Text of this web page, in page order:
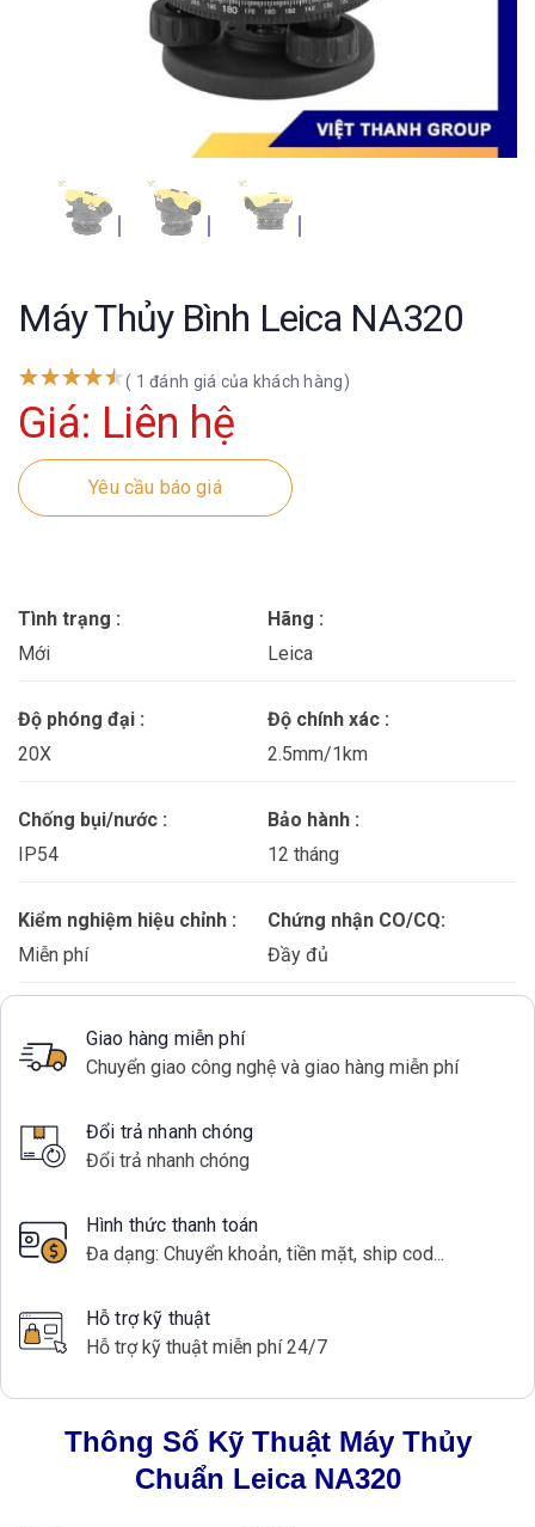
Máy Thủy Bình Leica NA320
( 1 đánh giá của khách hàng)
Giá: Liên hệ
Yêu cầu báo giá
Tình trạng :
Mới
Hãng :
Leica
Độ phóng đại :
20X
Độ chính xác :
2.5mm/1km
Chống bụi/nước :
IP54
Bảo hành :
12 tháng
Kiểm nghiệm hiệu chỉnh :
Miễn phí
Chứng nhận CO/CQ:
Đầy đủ
Giao hàng miễn phí
Chuyển giao công nghệ và giao hàng miễn phí
Đổi trả nhanh chóng
Đổi trả nhanh chóng
Hình thức thanh toán
Đa dạng: Chuyển khoản, tiền mặt, ship cod...
Hỗ trợ kỹ thuật
Hỗ trợ kỹ thuật miễn phí 24/7
Thông Số Kỹ Thuật Máy Thủy
Chuẩn Leica NA320